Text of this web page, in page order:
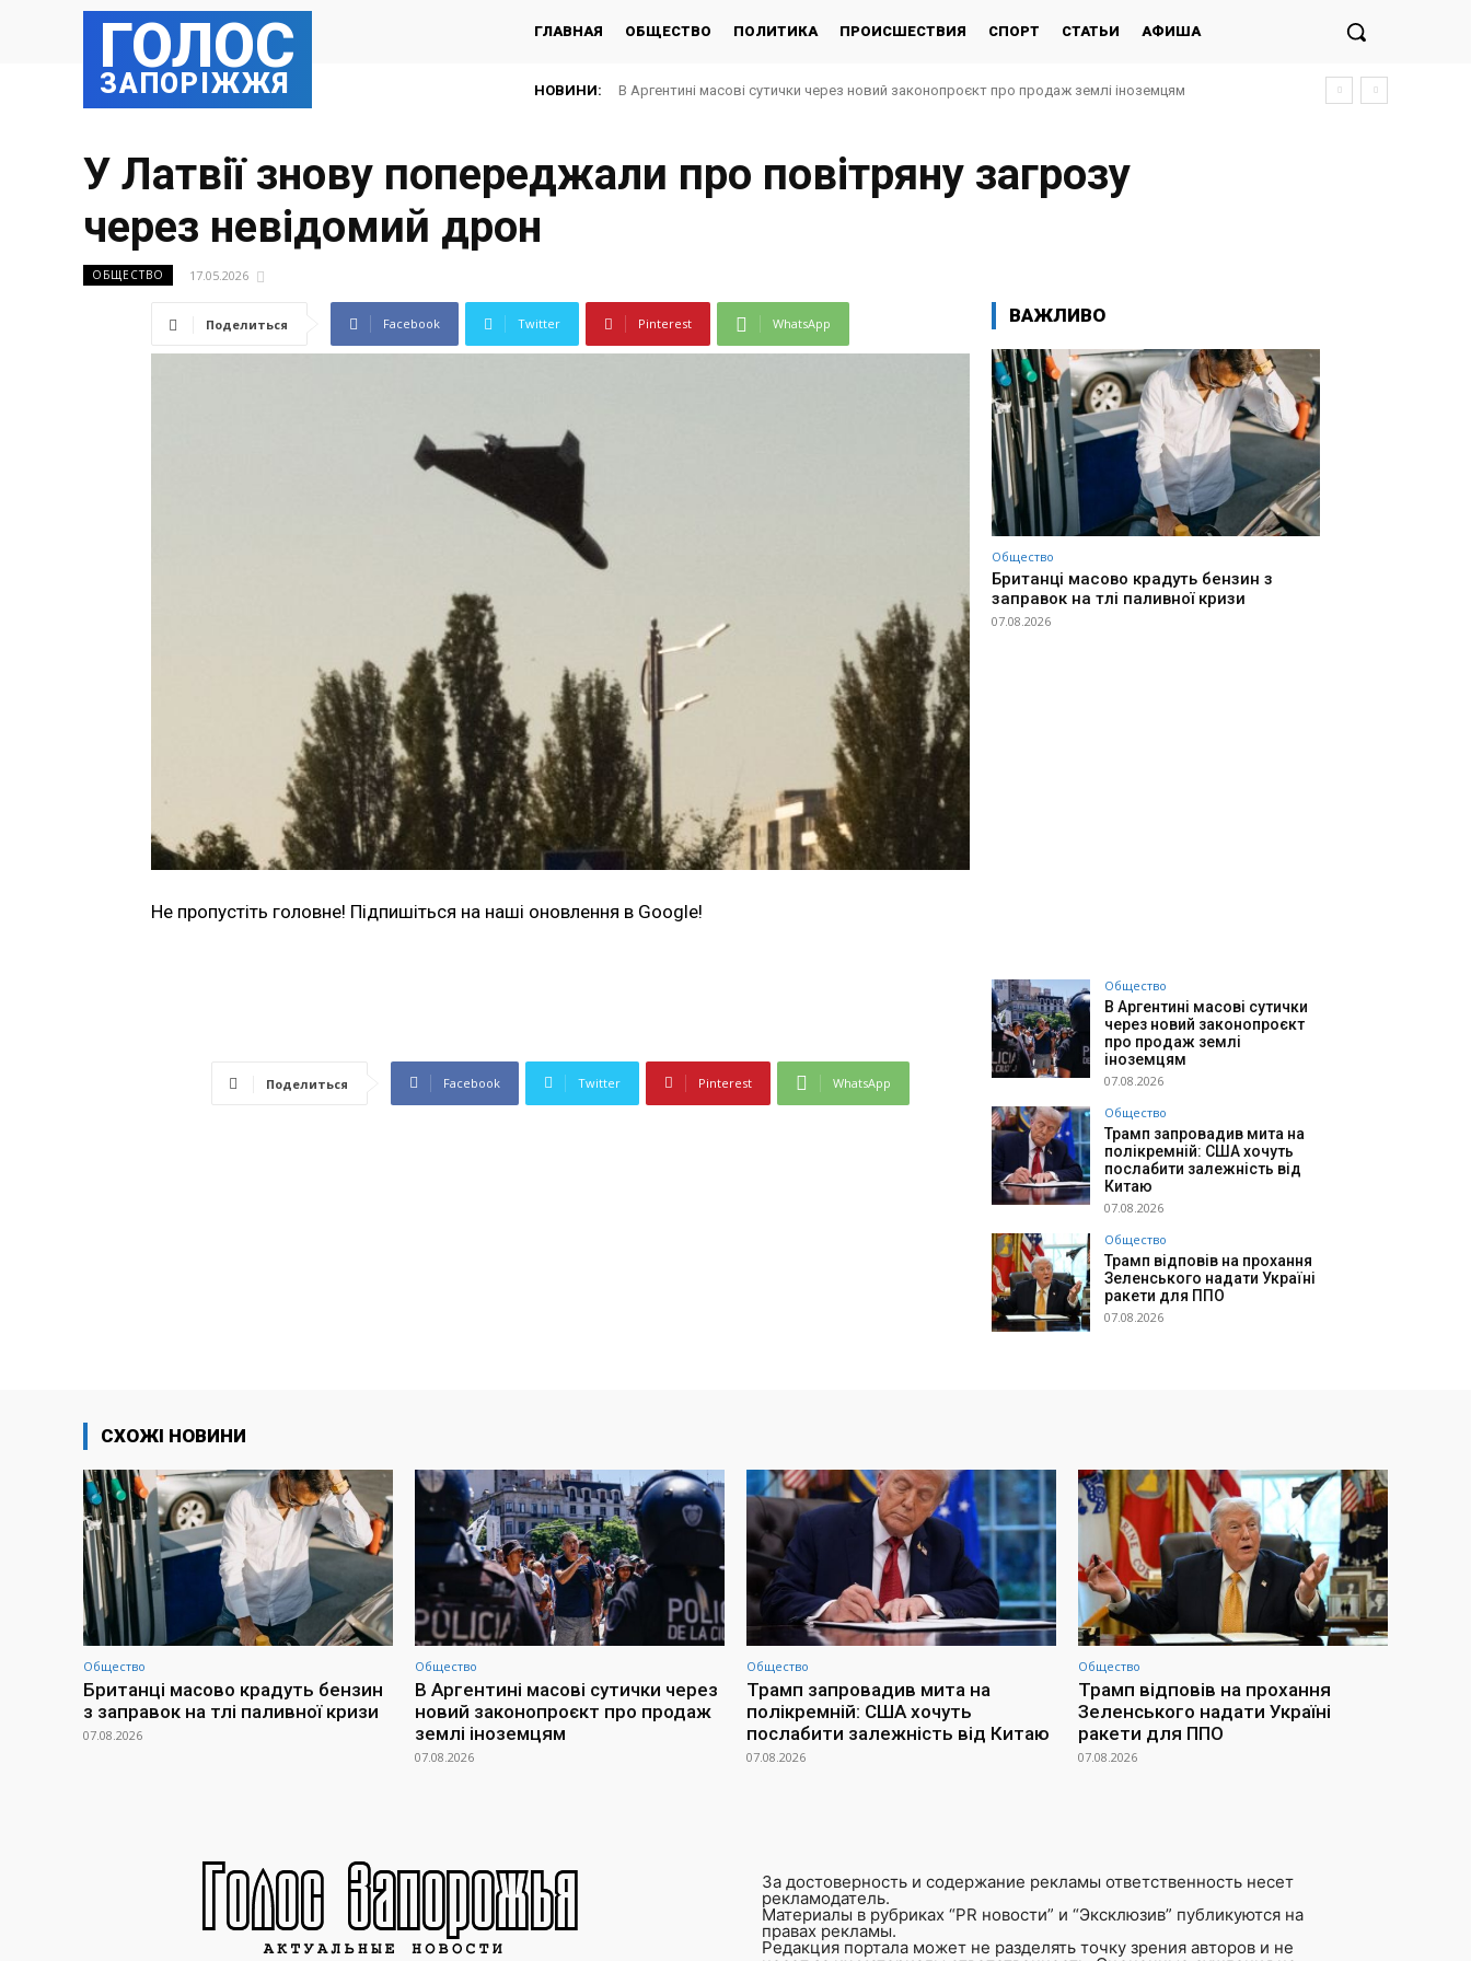
ГОЛОС
ЗАПОРІЖЖЯ
ГЛАВНАЯ ОБЩЕСТВО ПОЛИТИКА ПРОИСШЕСТВИЯ СПОРТ СТАТЬИ АФИША
НОВИНИ: В Аргентині масові сутички через новий законопроєкт про продаж землі іноземцям
У Латвії знову попереджали про повітряну загрозу
через невідомий дрон
ОБЩЕСТВО 17.05.2026
Поделиться Facebook Twitter Pinterest WhatsApp
Не пропустіть головне! Підпишіться на наші оновлення в Google!
Поделиться Facebook Twitter Pinterest WhatsApp
ВАЖЛИВО
Общество
Британці масово крадуть бензин з
заправок на тлі паливної кризи
07.08.2026
Общество
В Аргентині масові сутички
через новий законопроєкт
про продаж землі
іноземцям
07.08.2026
Общество
Трамп запровадив мита на
полікремній: США хочуть
послабити залежність від
Китаю
07.08.2026
Общество
Трамп відповів на прохання
Зеленського надати Україні
ракети для ППО
07.08.2026
СХОЖІ НОВИНИ
Общество
Британці масово крадуть бензин
з заправок на тлі паливної кризи
07.08.2026
Общество
В Аргентині масові сутички через
новий законопроєкт про продаж
землі іноземцям
07.08.2026
Общество
Трамп запровадив мита на
полікремній: США хочуть
послабити залежність від Китаю
07.08.2026
Общество
Трамп відповів на прохання
Зеленського надати Україні
ракети для ППО
07.08.2026
За достоверность и содержание рекламы ответственность несет
рекламодатель.
Материалы в рубриках “PR новости” и “Эксклюзив” публикуются на
правах рекламы.
Редакция портала может не разделять точку зрения авторов и не